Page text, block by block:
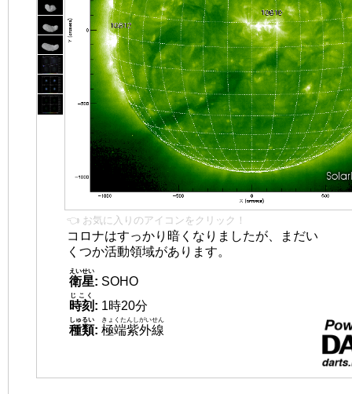
👈 お気に入りのアイコンをクリック！
コロナはすっかり暗くなりましたが、まだい
くつか活動領域があります。
衛星
えいせい
: SOHO
時刻
じこく
: 1時20分
種類
しゅるい
: 極端紫外線
きょくたんしがいせん